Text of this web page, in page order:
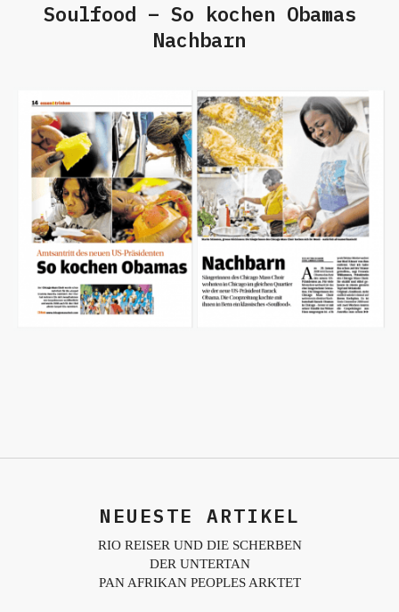
Soulfood – So kochen Obamas
Nachbarn
NEUESTE ARTIKEL
RIO REISER UND DIE SCHERBEN
DER UNTERTAN
PAN AFRIKAN PEOPLES ARKTET